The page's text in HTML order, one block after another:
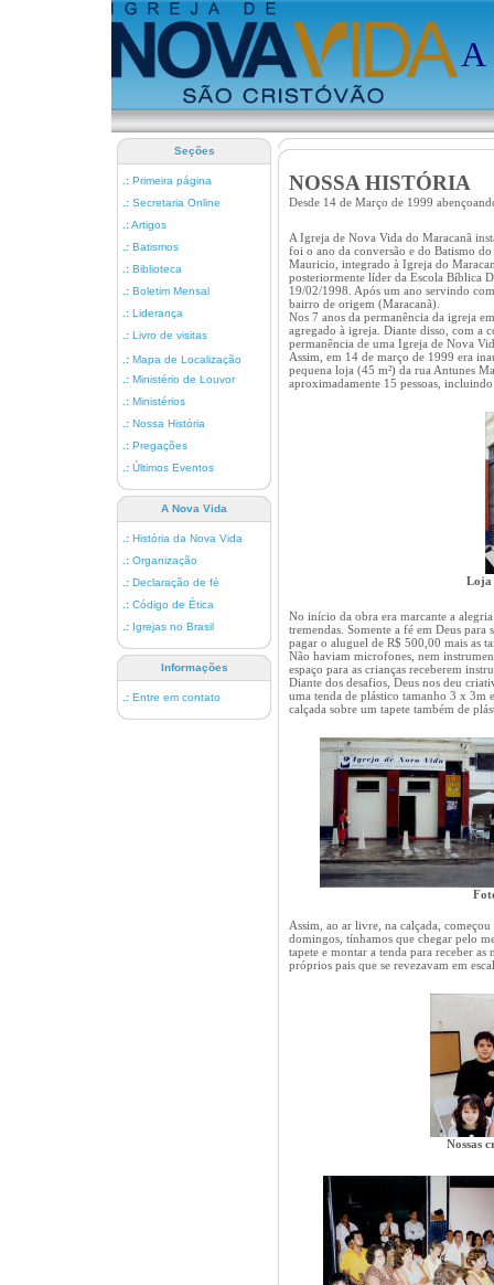
A
Seções
.: Primeira página
.: Secretaria Online
.:Artigos
.: Batismos
.: Biblioteca
.: Boletim Mensal
.: Liderança
.: Livro de visitas
.: Mapa de Localização
.: Ministério de Louvor
.: Ministérios
.: Nossa História
.: Pregações
.: Últimos Eventos
A Nova Vida
.: História da Nova Vida
.: Organização
.: Declaração de fé
.: Código de Ética
.: Igrejas no Brasil
Informações
.: Entre em contato
NOSSA HISTÓRIA
Desde 14 de Março de 1999
A Igreja de Nova Vida do Maracanã
foi o ano da conversão e do Batismo
Mauricio, integrado à Igreja do
posteriormente líder da Escola Bíblica
19/02/1998. Após um ano servindo
bairro de origem (Maracanã).
Nos 7 anos da permanência da igreja
agregado à igreja. Diante disso, com a
permanência de uma Igreja de Nova
Assim, em 14 de março de 1999 era
pequena loja (45 m²) da rua Antunes
aproximadamente 15 pessoas,
Loja
No início da obra era marcante a
tremendas. Somente a fé em Deus
pagar o aluguel de R$ 500,00 mais as
Não haviam microfones, nem
espaço para as crianças receberem
Diante dos desafios, Deus nos deu
uma tenda de plástico tamanho 3 x 3m
calçada sobre um tapete também de
Assim, ao ar livre, na calçada,
domingos, tínhamos que chegar pelo
tapete e montar a tenda para receber as
próprios pais que se revezavam em
Nossas